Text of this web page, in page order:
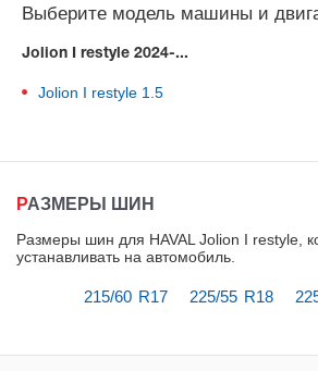
Выберите модель машины и
Jolion I restyle 2024-...
Jolion I restyle 1.5
РАЗМЕРЫ ШИН
Размеры шин для HAVAL Jolion I restyle,
устанавливать на автомобиль
215/60 R17 225/55 R18